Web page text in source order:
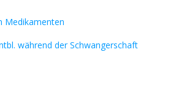
Medikamenten
während der Schwangerschaft